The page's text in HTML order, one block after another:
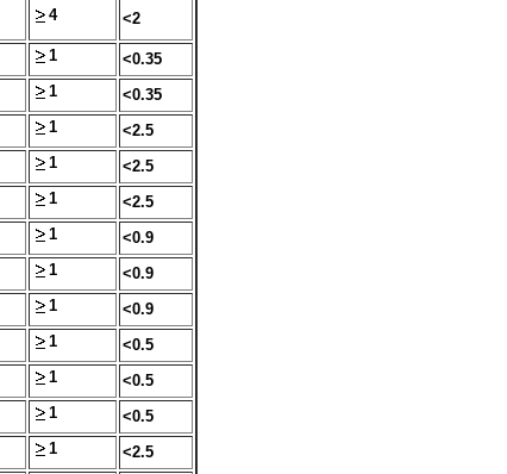
4 <2
1
<0.35
1
<0.35
1
<2.5
1
<2.5
1
<2.5
1
<0.9
1
<0.9
1
<0.9
1
<0.5
1
<0.5
1
<0.5
1
<2.5